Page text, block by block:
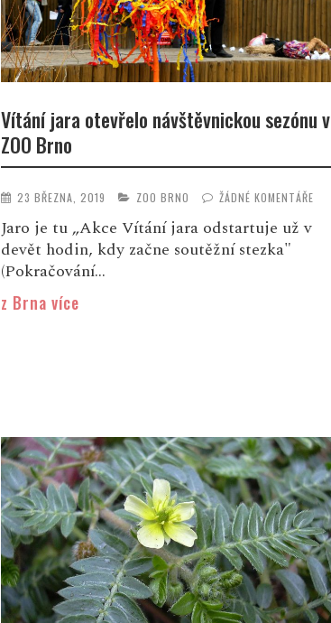
Vítání jara otevřelo návštěvnickou sezónu v
ZOO Brno
23 BŘEZNA, 2019 ZOO BRNO ŽÁDNÉ KOMENTÁŘE
Jaro je tu „Akce Vítání jara odstartuje už v
devět hodin, kdy začne soutěžní stezka"
(Pokračování...
z Brna více